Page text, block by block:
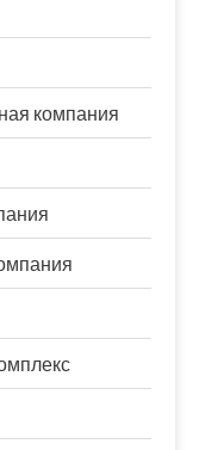
компания